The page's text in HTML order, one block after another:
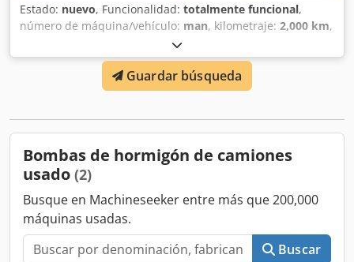
Estado: nuevo, Funcionalidad: totalmente funcional,
número de máquina/vehículo: man, kilometraje: 2,000 km,
440 kW (598.23 CV), primer registro:
tipo de combustible:diésel, peso en vacío:31,900 kg, peso
máximo de la carga:31,900 kg , peso total:
tamaño del neumático:22.5, configuración de ejes:
blanco, cabina del conductor:cabina del conductor, clase
(muelle), Año de fabricación:2024, horas de
funcionamiento:
HYUNDAI EVERDIGM 300 horas de funcionamiento!! 2024
bomba de hormigón EVERDIGM estado como nuevo
garantía de 1 año Dodpsxmkmfefx Anwskr
Guardar búsqueda
Bombas de hormigón de camiones
usado (2)
Busque en Machineseeker entre más que 200,000
máquinas usadas.
Buscar